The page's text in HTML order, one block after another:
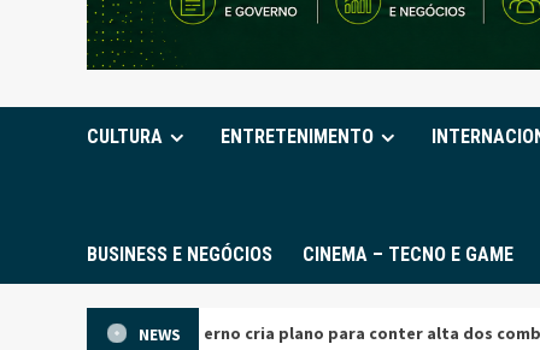
CULTURA ENTRETENIMENTO
BUSINESS E NEGÓCIOS CINEMA – TECNO E GAME
NEWS
cria plano para conter alta dos combustíveis e reduzir